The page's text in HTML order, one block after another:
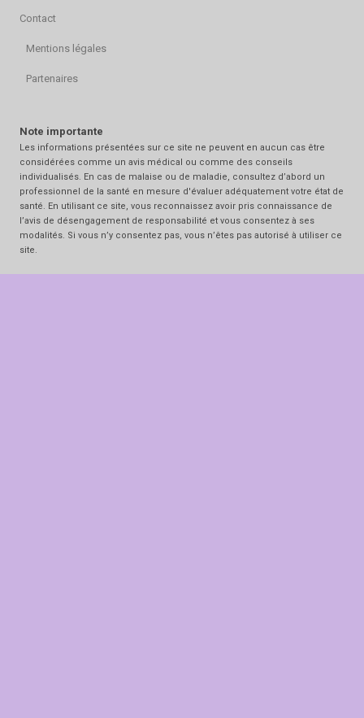
Contact
Mentions légales
Partenaires
Note importante
Les informations présentées sur ce site ne peuvent en aucun cas être
considérées comme un avis médical ou comme des conseils
individualisés. En cas de malaise ou de maladie, consultez d’abord un
professionnel de la santé en mesure d'évaluer adéquatement votre état de
santé. En utilisant ce site, vous reconnaissez avoir pris connaissance de
l’avis de désengagement de responsabilité et vous consentez à ses
modalités. Si vous n’y consentez pas, vous n’êtes pas autorisé à utiliser ce
site.